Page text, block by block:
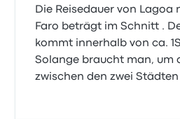
Die Reisedauer von Lagoa
Faro beträgt im Schnitt .
kommt innerhalb von ca.
Solange braucht man, um
zwischen den zwei